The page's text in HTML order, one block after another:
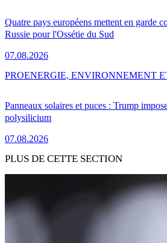
Quatre pays européens mettent en garde
Russie pour l'Ossétie du Sud
07.08.2026
Panneaux solaires et puces : Trump
polysilicium
07.08.2026
PROENERGIE, ENVIRONNEMENT
PLUS DE CETTE SECTION